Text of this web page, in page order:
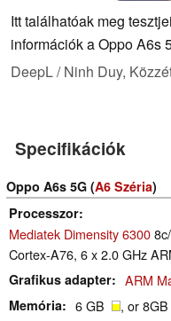
Itt találhatóak meg
információk a Oppo A6s
DeepL / Ninh Duy,
Specifikációk
Oppo A6s 5G (A6 Széria)
Processzor
Mediatek Dimensity 6300
Cortex-A76, 6 x 2.0 GHz
Grafikus adapter ARM
Memória 6 GB , or 8GB